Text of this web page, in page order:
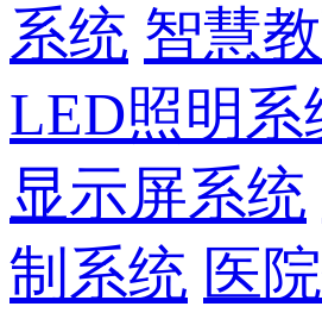
系统 智慧
LED照明系
显示屏系统
制系统 医